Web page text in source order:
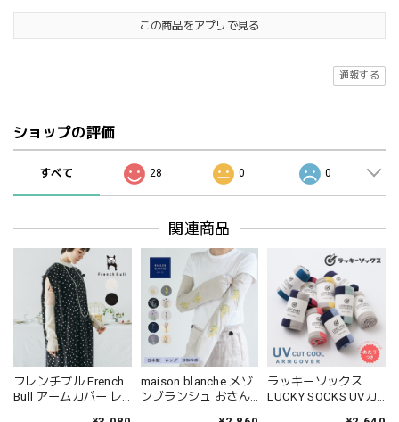
この商品をアプリで見る
通報する
ショップの評価
すべて 28 0 0
関連商品
フレンチブル French
Bull アームカバー レ
maison blanche メゾ
ンブランシュ おさん
ラッキーソックス
LUCKY SOCKS UVカ